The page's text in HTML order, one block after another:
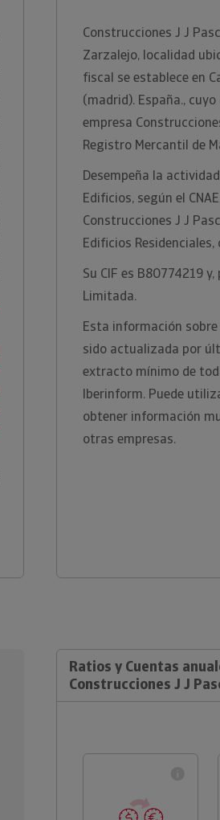
Construcciones J J
Zarzalejo, localidad
fiscal se establece en
(madrid). España.,
empresa
Registro Mercantil de
Desempeña la
Edificios, según el
Construcciones J J
Edificios
Su CIF es B80774219
Limitada.
Esta información sobre
sido actualizada por
extracto mínimo de
Iberinform. Puede
obtener información
otras empresas.
Ratios y Cuentas
Construcciones J J